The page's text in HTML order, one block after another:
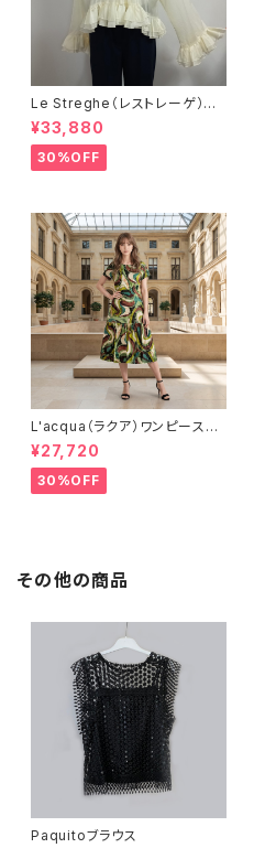
Le Streghe（レストレーゲ）
シアー素材ブラウス LS5MV1
01BL
¥33,880
30%OFF
L'acqua（ラクア）ワンピース
LN827OP
¥27,720
30%OFF
その他の商品
Paquitoブラウス